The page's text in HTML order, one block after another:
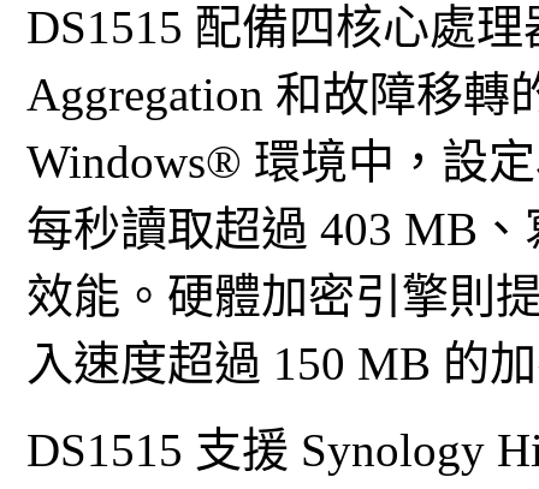
DS1515 配備四核心處
Aggregation 和故障移轉
Windows® 環境中，設
每秒讀取超過 403 MB
效能。硬體加密引擎則
入速度超過 150 MB 的
DS1515 支援 Synology